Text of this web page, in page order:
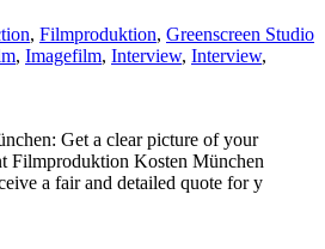
, Filmproduktion, Greenscreen Studio
, Imagefilm, Interview, Interview,
Get a clear picture of your
Filmproduktion Kosten München
a fair and detailed quote for y